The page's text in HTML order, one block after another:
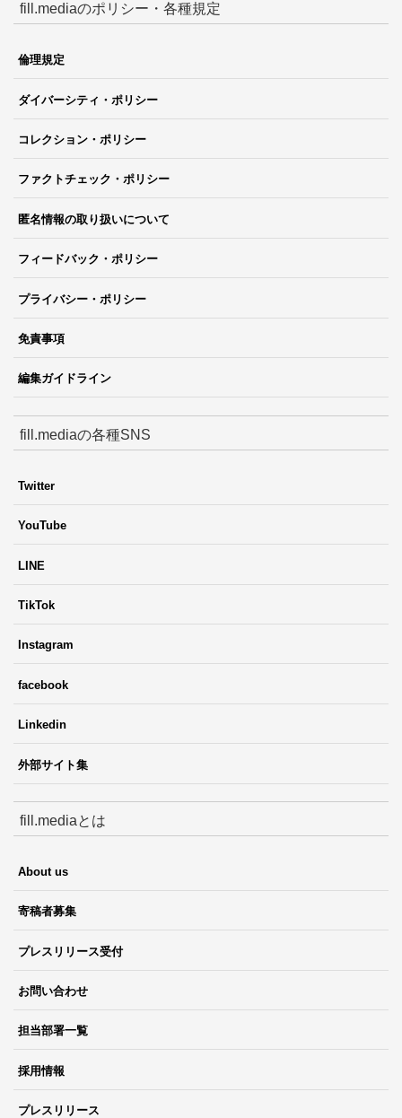
fill.mediaのポリシー・各種規定
倫理規定
ダイバーシティ・ポリシー
コレクション・ポリシー
ファクトチェック・ポリシー
匿名情報の取り扱いについて
フィードバック・ポリシー
プライバシー・ポリシー
免責事項
編集ガイドライン
fill.mediaの各種SNS
Twitter
YouTube
LINE
TikTok
Instagram
facebook
Linkedin
外部サイト集
fill.mediaとは
About us
寄稿者募集
プレスリリース受付
お問い合わせ
担当部署一覧
採用情報
プレスリリース